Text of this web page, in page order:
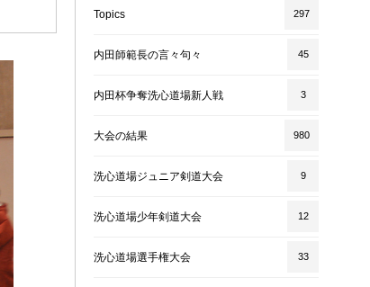
Topics 297
内田師範長の言々句々 45
内田杯争奪洗心道場新人戦 3
大会の結果 980
洗心道場ジュニア剣道大会 9
洗心道場少年剣道大会 12
洗心道場選手権大会 33